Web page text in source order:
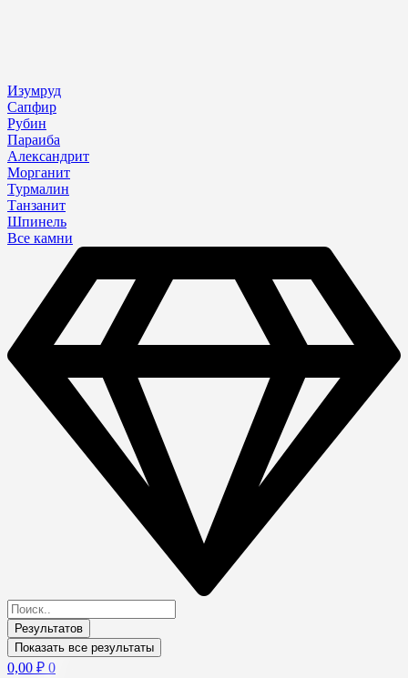
Изумруд
Сапфир
Рубин
Параиба
Александрит
Морганит
Турмалин
Танзанит
Шпинель
Все камни
Результатов
Показать все результаты
0,00 ₽ 0